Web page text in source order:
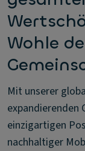
Wohle
Mit unserer
expandierenden
einzigartigen
nachhaltiger